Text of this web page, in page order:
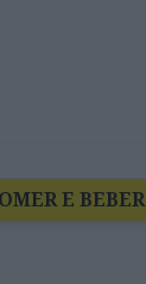
E BEBER